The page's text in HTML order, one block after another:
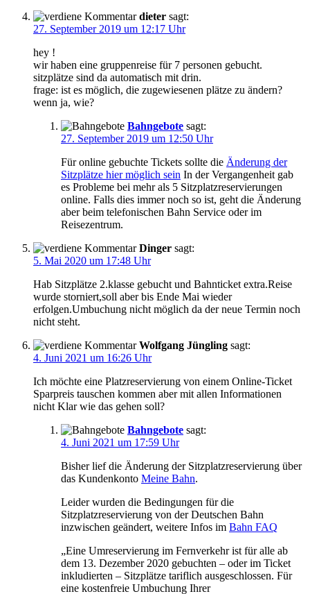
dieter sagt:
27. September 2019 um 12:17 Uhr
hey !
wir haben eine gruppenreise für 7 personen gebucht.
sitzplätze sind da automatisch mit drin.
frage: ist es möglich, die zugewiesenen plätze zu ändern?
wenn ja, wie?
Bahngebote sagt:
27. September 2019 um 12:50 Uhr
Für online gebuchte Tickets sollte die Änderung der
Sitzplätze hier möglich sein In der Vergangenheit gab
es Probleme bei mehr als 5 Sitzplatzreservierungen
online. Falls dies immer noch so ist, geht die Änderung
aber beim telefonischen Bahn Service oder im
Reisezentrum.
Dinger sagt:
5. Mai 2020 um 17:48 Uhr
Hab Sitzplätze 2.klasse gebucht und Bahnticket extra.Reise
wurde storniert,soll aber bis Ende Mai wieder
erfolgen.Umbuchung nicht möglich da der neue Termin noch
nicht steht.
Wolfgang Jüngling sagt:
4. Juni 2021 um 16:26 Uhr
Ich möchte eine Platzreservierung von einem Online-Ticket
Sparpreis tauschen kommen aber mit allen Informationen
nicht Klar wie das gehen soll?
Bahngebote sagt:
4. Juni 2021 um 17:59 Uhr
Bisher lief die Änderung der Sitzplatzreservierung über
das Kundenkonto Meine Bahn.
Leider wurden die Bedingungen für die
Sitzplatzreservierung von der Deutschen Bahn
inzwischen geändert, weitere Infos im Bahn FAQ
„Eine Umreservierung im Fernverkehr ist für alle ab
dem 13. Dezember 2020 gebuchten – oder im Ticket
inkludierten – Sitzplätze tariflich ausgeschlossen. Für
eine kostenfreie Umbuchung Ihrer